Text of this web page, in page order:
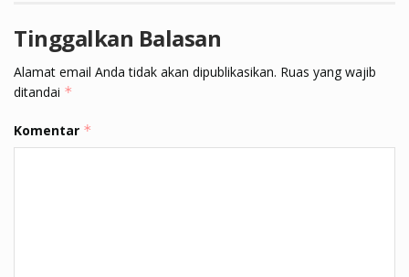
Tinggalkan Balasan
Alamat email Anda tidak akan dipublikasikan. Ruas yang wajib
ditandai *
Komentar *